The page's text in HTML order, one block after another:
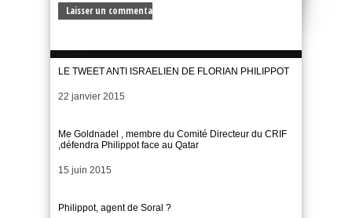
LE TWEET ANTI ISRAELIEN DE FLORIAN PHILIPPOT
Date
22 janvier 2015
Me Goldnadel , membre du Comité Directeur du CRIF
,défendra Philippot face au Qatar
Date
15 juin 2015
Philippot, agent de Soral ?